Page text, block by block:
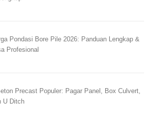
Pondasi Bore Pile 2026: Panduan Lengkap &
Profesional
Precast Populer: Pagar Panel, Box Culvert,
U Ditch